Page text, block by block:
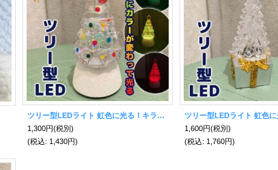
ツリー型LEDライト 虹色に光る！キラキラツリー
1,300円(税別)
(税込: 1,430円)
1,600円(税別)
(税込: 1,760円)